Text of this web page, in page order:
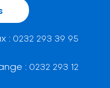
: 0232 293 39 95
: 0232 293 12